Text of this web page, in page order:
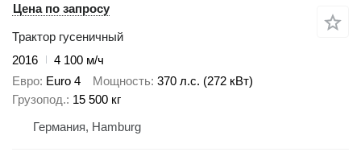
Цена по запросу
Трактор гусеничный
2016
4 100 м/ч
Евро Euro 4 Мощность 370 л.с. (272 кВт)
Грузопод. 15 500 кг
Германия, Hamburg